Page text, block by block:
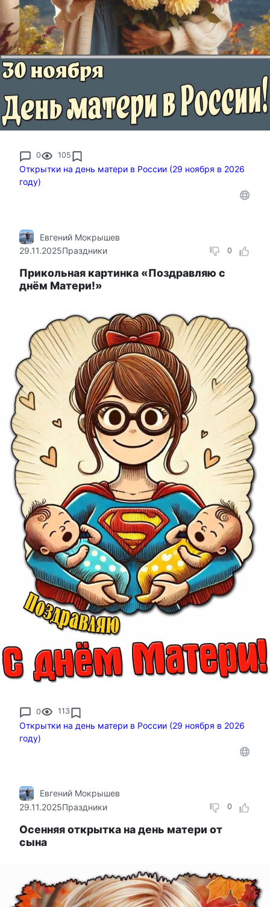
0 105
Открытки на день матери в России (29 ноября в 2026
году)
0
Евгений Мокрышев
29.11.2025Праздники
Прикольная картинка «Поздравляю с
днём Матери!»
0 113
Открытки на день матери в России (29 ноября в 2026
году)
0
Евгений Мокрышев
29.11.2025Праздники
Осенняя открытка на день матери от
сына